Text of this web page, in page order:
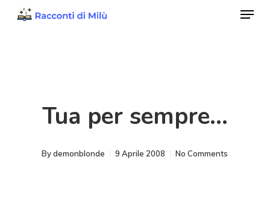
Menu
Tua per sempre…
By demonblonde 9 Aprile 2008 No Comments